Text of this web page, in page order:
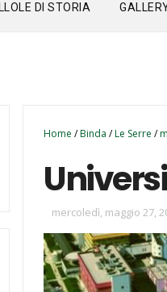
DI STORIA
Home /Binda /Le Serre /
mercoledì, maggio 27,